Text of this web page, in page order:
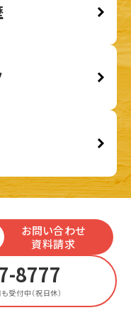
お問い合わせ
資料請求
8777
受付中（祝日休）